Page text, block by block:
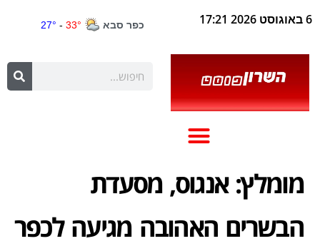
6 באוגוסט 2026 17:21
מומלץ: אנגוס, מסעדת
הבשרים האהובה מגיעה לכפר